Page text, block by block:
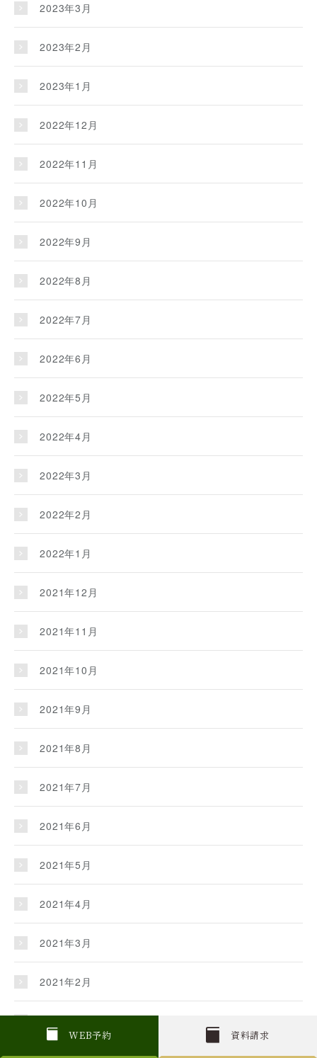
W EB予約 資料請求
2023年3月
2023年2月
2023年1月
2022年12月
2022年11月
2022年10月
2022年9月
2022年8月
2022年7月
2022年6月
2022年5月
2022年4月
2022年3月
2022年2月
2022年1月
2021年12月
2021年11月
2021年10月
2021年9月
2021年8月
2021年7月
2021年6月
2021年5月
2021年4月
2021年3月
2021年2月